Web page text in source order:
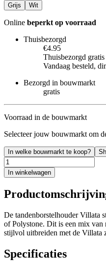
Grijs Wit
Online beperkt op voorraad
Thuisbezorgd
€4.95
Thuisbezorgd
Vandaag besteld,
Bezorgd in bouwmarkt
gratis
Voorraad in de bouwmarkt
Selecteer jouw bouwmarkt om
In welke bouwmarkt te koop?
In winkelwagen
De tandenborstelhouder Villata
of Polystone. Dit is een mix van
stijlvol uitbreiden met de Villata
Specificaties